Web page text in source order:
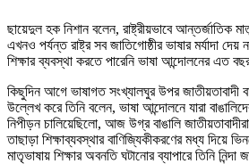
ছায়েদুল হক নিশান বলেন, রাষ্ট্রীয়ভাবে আন্তর্জাতিক
এখনও পর্যন্ত রাষ্ট্র সব জাতিগোষ্ঠীর ভাষার মর্যাদা দেয়
শিক্ষার ব্যবস্থা করতে পারেনি ভাষা আন্দোলনের এত
কিছুদিন আগে ভাষাগত সংখ্যালঘুর উপর জাতীয়তাবাদী
উল্লেখ করে তিনি বলেন, ভাষা আন্দোলনে যারা
নিপীড়ন চালিয়েছিলো, আজ উগ্র বাঙালি
তাছাড়া শিক্ষাব্যবস্থার বাণিজ্যিকীকরণের মধ্য দিয়ে
মাতৃভাষায় শিক্ষার অবনতি ঘটানোর ব্যাপারে তিনি নিন্দা